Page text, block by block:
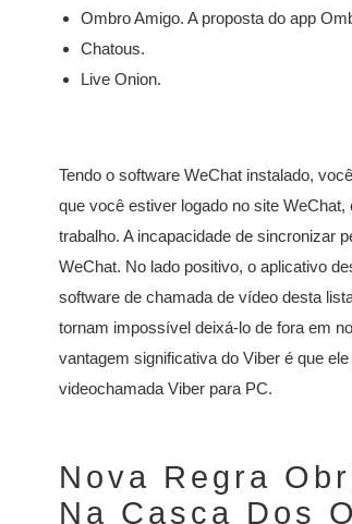
Ombro Amigo. A proposta do app
Chatous.
Live Onion.
Tendo o software WeChat instalado,
que você estiver logado no site
trabalho. A incapacidade de sincronizar
WeChat. No lado positivo, o aplicativo
software de chamada de vídeo desta
tornam impossível deixá-lo de fora em
vantagem significativa do Viber é que
videochamada Viber para PC.
Nova Regra
Na Casca Dos